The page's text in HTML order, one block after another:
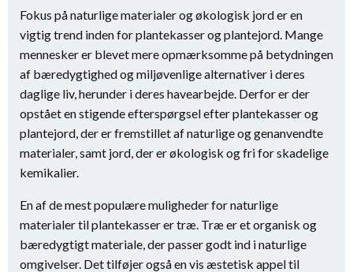
Fokus på naturlige materialer og økologisk jord er en
vigtig trend inden for plantekasser og plantejord. Mange
mennesker er blevet mere opmærksomme på betydningen
af ​​bæredygtighed og miljøvenlige alternativer i deres
daglige liv, herunder i deres havearbejde. Derfor er der
opstået en stigende efterspørgsel efter plantekasser og
plantejord, der er fremstillet af naturlige og genanvendte
materialer, samt jord, der er økologisk og fri for skadelige
kemikalier.
En af de mest populære muligheder for naturlige
materialer til plantekasser er træ. Træ er et organisk og
bæredygtigt materiale, der passer godt ind i naturlige
omgivelser. Det tilføjer også en vis æstetisk appel til